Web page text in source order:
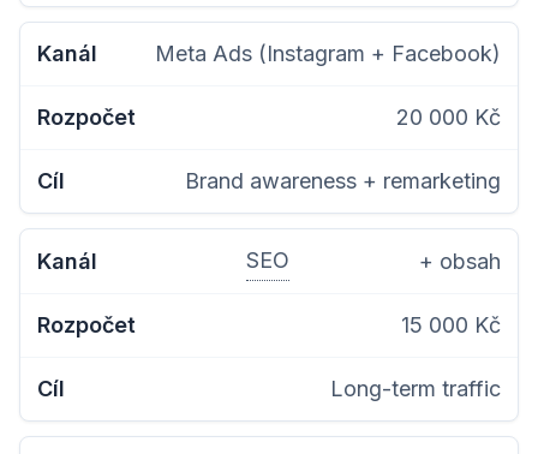
Meta Ads (Instagram + Facebook)
20 000 Kč
Brand awareness + remarketing
SEO + obsah
15 000 Kč
Long-term traffic